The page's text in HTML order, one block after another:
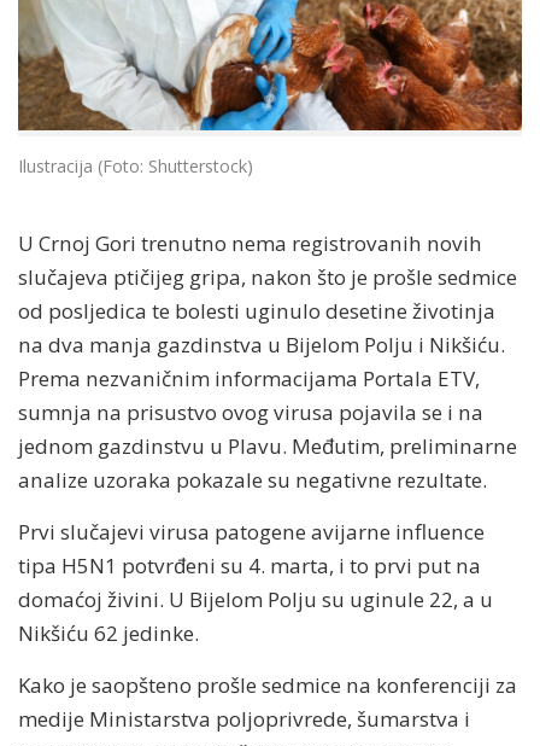
Ilustracija (Foto: Shutterstock)
U Crnoj Gori trenutno nema registrovanih novih
slučajeva ptičijeg gripa, nakon što je prošle sedmice
od posljedica te bolesti uginulo desetine životinja
na dva manja gazdinstva u Bijelom Polju i Nikšiću.
Prema nezvaničnim informacijama Portala ETV,
sumnja na prisustvo ovog virusa pojavila se i na
jednom gazdinstvu u Plavu. Međutim, preliminarne
analize uzoraka pokazale su negativne rezultate.
Prvi slučajevi virusa patogene avijarne influence
tipa H5N1 potvrđeni su 4. marta, i to prvi put na
domaćoj živini. U Bijelom Polju su uginule 22, a u
Nikšiću 62 jedinke.
Kako je saopšteno prošle sedmice na konferenciji za
medije Ministarstva poljoprivrede, šumarstva i